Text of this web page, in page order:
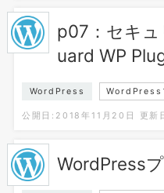
p07：セキ
uard WP
WordPress WordPress
公開日:2018年11月20日 更新
WordPress